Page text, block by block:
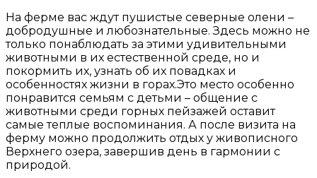
На ферме вас ждут пушистые северные олени –
добродушные и любознательные. Здесь можно не
только понаблюдать за этими удивительными
животными в их естественной среде, но и
покормить их, узнать об их повадках и
особенностях жизни в горах.Это место особенно
понравится семьям с детьми – общение с
животными среди горных пейзажей оставит
самые теплые воспоминания. А после визита на
ферму можно продолжить отдых у живописного
Верхнего озера, завершив день в гармонии с
природой.